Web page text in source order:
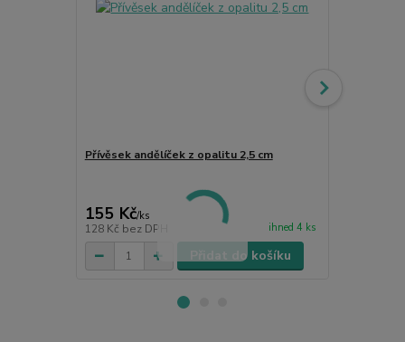
Přívěsek andělíček z opalitu 2,5 cm
155 Kč/ks
128 Kč bez DPH ihned 4 ks
Přidat do košíku